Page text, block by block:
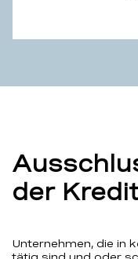
der
Unternehmen, die in
tätig sind und oder